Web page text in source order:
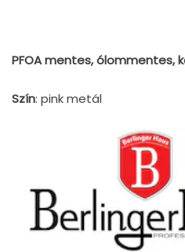
PFOA mentes, ólommentes,
Szín: pink metál